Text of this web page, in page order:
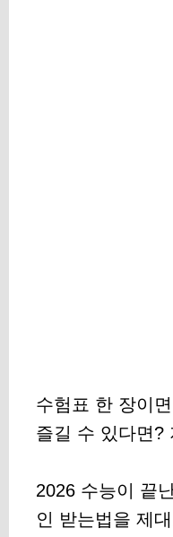
수험표 한 장이
즐길 수 있다면?
2026 수능이 끝
인 받는법을 제